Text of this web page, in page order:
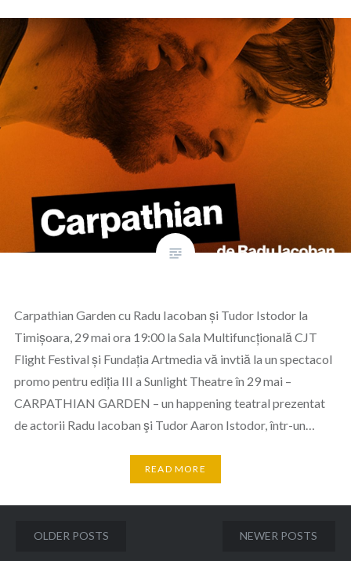
Carpathian Garden cu Radu Iacoban și Tudor Istodor la
Timișoara, 29 mai ora 19:00 la Sala Multifuncțională CJT
Flight Festival și Fundația Artmedia vă invtiă la un spectacol
promo pentru ediția III a Sunlight Theatre în 29 mai –
CARPATHIAN GARDEN – un happening teatral prezentat
de actorii Radu Iacoban şi Tudor Aaron Istodor, într-un…
READ MORE
Posts
OLDER POSTS NEWER POSTS